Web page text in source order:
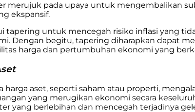
merujuk pada upaya untuk mengembalikan
ekspansif.
tapering untuk mencegah risiko inflasi yang
Dengan begitu, tapering diharapkan dapat
harga dan pertumbuhan ekonomi yang
aset, seperti saham atau properti,
yang merugikan ekonomi secara
yang berlebihan dan mencegah terjadinya